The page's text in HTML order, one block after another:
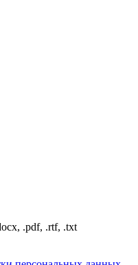
.pdf, .rtf, .txt